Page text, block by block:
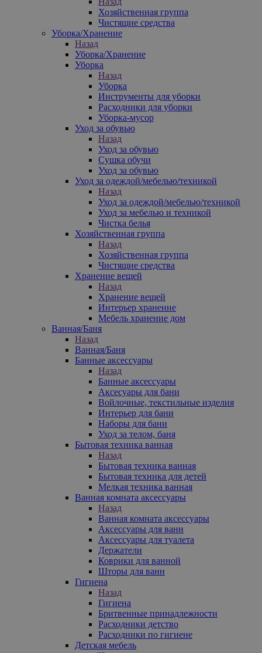
Хозяйственная группа
Чистящие средства
Уборка/Хранение
Назад
Уборка/Хранение
Уборка
Назад
Уборка
Инструменты для уборки
Расходники для уборки
Уборка-мусор
Уход за обувью
Назад
Уход за обувью
Сушка обучи
Уход за обувью
Уход за одеждой/мебелью/техникой
Назад
Уход за одеждой/мебелью/техникой
Уход за мебелью и техникой
Чистка белья
Хозяйственная группа
Назад
Хозяйственная группа
Чистящие средства
Хранение вещей
Назад
Хранение вещей
Интерьер хранение
Мебель хранение дом
Ванная/Баня
Назад
Ванная/Баня
Банные аксессуары
Назад
Банные аксессуары
Аксесуары для бани
Войлочные, текстильные изделия
Интерьер для бани
Наборы для бани
Уход за телом, баня
Бытовая техника ванная
Назад
Бытовая техника ванная
Бытовая техника для детей
Мелкая техника ванная
Ванная комната аксессуары
Назад
Ванная комната аксессуары
Аксессуары для ванн
Аксессуары для туалета
Держатели
Коврики для ванной
Шторы для ванн
Гигиена
Назад
Гигиена
Бритвенные принадлежности
Расходники детство
Расходники по гигиене
Детская мебель